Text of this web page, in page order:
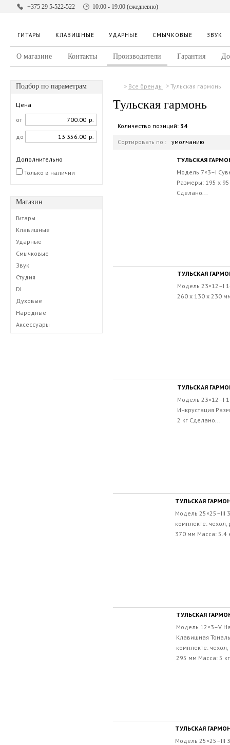
+375 29 5-522-522 10:00 - 19:00 (ежедневно)
ГИТАРЫ КЛАВИШНЫЕ УДАРНЫЕ СМЫЧКОВЫЕ ЗВУК
О магазине Контакты Производители Гарантия
Подбор по параметрам
Цена
от
р.
до р.
Дополнительно
Только в наличии
Магазин
Гитары
Клавишные
Ударные
Смычковые
Звук
Студия
DJ
Духовые
Народные
Аксессуары
Все бренды Тульская гармонь
Тульская гармонь
Количество позиций: 34
Сортировать по : умолчанию
ТУЛЬСКАЯ
Модель 7×3–I
Размеры: 195 х
Сделано...
ТУЛЬСКАЯ
Модель 23×12–I
260 х 130 х 230
ТУЛЬСКАЯ
Модель 23×12–I
Инкрустация
2 кг Сделано...
ТУЛЬСКАЯ
Модель 25×25–III
комплекте:
370 мм Масса: 5.4
ТУЛЬСКАЯ
Модель 12×3–V
Клавишная
комплекте:
295 мм Масса: 5
ТУЛЬСКАЯ
Модель 25×25–III